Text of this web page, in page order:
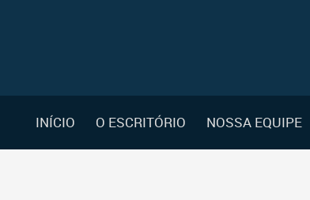
INÍCIO O ESCRITÓRIO NOSSA EQUIPE